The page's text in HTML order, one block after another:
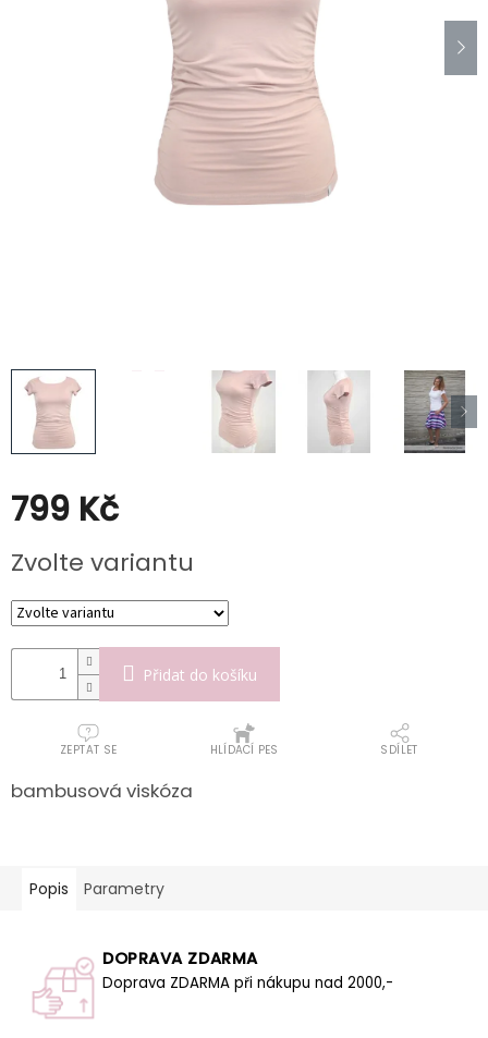
799 Kč
cena:
Zvolte variantu
Přidat do košíku
ZEPTAT SE HLÍDACÍ PES SDÍLET
bambusová viskóza
Popis Parametry
DOPRAVA ZDARMA
Doprava ZDARMA při nákupu nad 2000,-